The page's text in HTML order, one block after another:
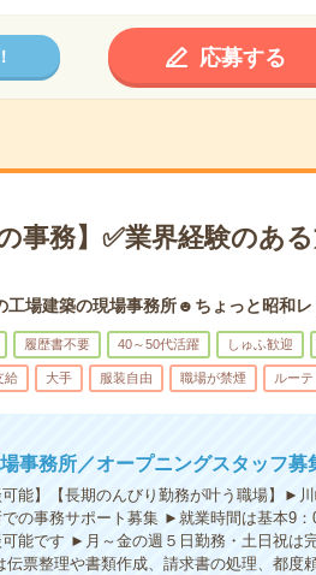
応募する
の事務】✅業界経験のあ
工場建築の現場事務所☻ちょっと昭和
履歴書不要 40～50代活躍 しゅふ歓迎
給 大手 服装自由 職場が禁煙 ルーテ
事務所／オープニングスタッフ募
可能】【長期のんびり勤務が叶う職場】►
の事務サポート募集 ►就業時間は基本9
能です ►月～金の週５日勤務・土日祝は
票整理や書類作成、請求書の処理、都度